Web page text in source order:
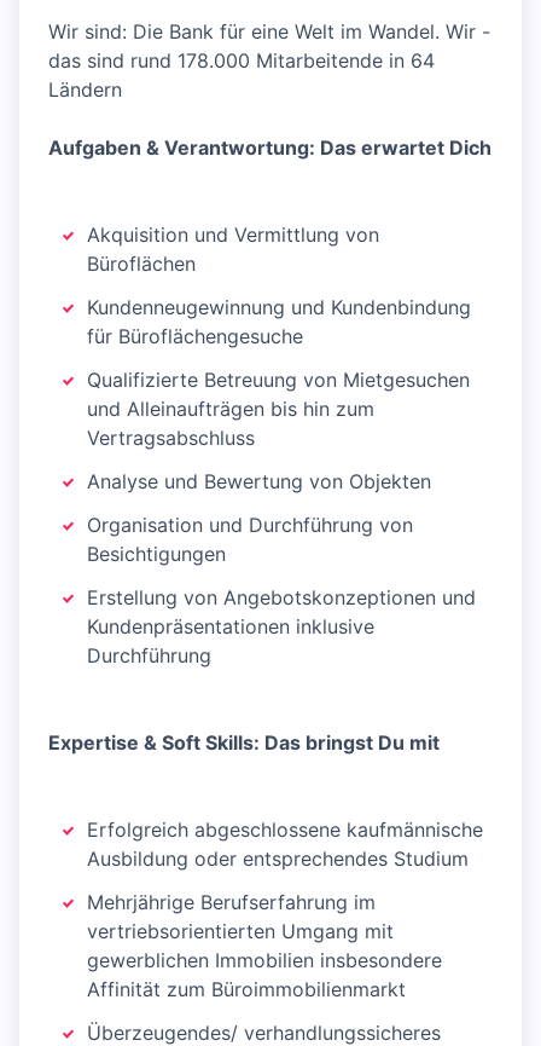
Wir sind: Die Bank für eine Welt im Wandel. Wir -
das sind rund 178.000 Mitarbeitende in 64
Ländern
Aufgaben & Verantwortung: Das erwartet Dich
Akquisition und Vermittlung von
Büroflächen
Kundenneugewinnung und Kundenbindung
für Büroflächengesuche
Qualifizierte Betreuung von Mietgesuchen
und Alleinaufträgen bis hin zum
Vertragsabschluss
Analyse und Bewertung von Objekten
Organisation und Durchführung von
Besichtigungen
Erstellung von Angebotskonzeptionen und
Kundenpräsentationen inklusive
Durchführung
Expertise & Soft Skills: Das bringst Du mit
Erfolgreich abgeschlossene kaufmännische
Ausbildung oder entsprechendes Studium
Mehrjährige Berufserfahrung im
vertriebsorientierten Umgang mit
gewerblichen Immobilien insbesondere
Affinität zum Büroimmobilienmarkt
Überzeugendes/ verhandlungssicheres